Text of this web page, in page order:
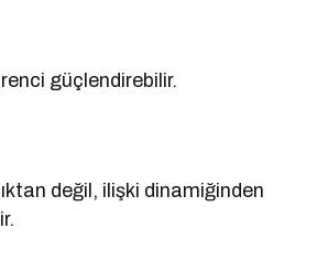
güçlendirebilir.
değil, ilişki dinamiğinden